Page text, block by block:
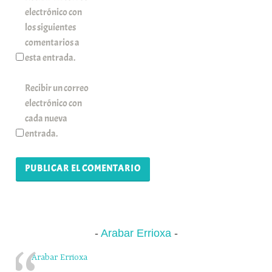
electrónico con
los siguientes
comentarios a
esta entrada.
Recibir un correo
electrónico con
cada nueva
entrada.
Arabar Errioxa
Arabar Errioxa